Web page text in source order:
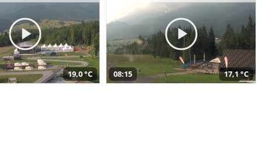
19,0 °C 08:15 17,1 °C